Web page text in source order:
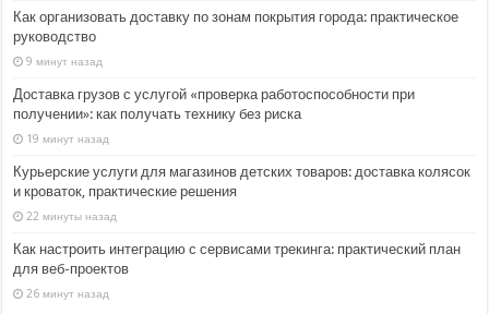
Как организовать доставку по зонам покрытия города: практическое
руководство
9 минут назад
Доставка грузов с услугой «проверка работоспособности при
получении»: как получать технику без риска
19 минут назад
Курьерские услуги для магазинов детских товаров: доставка колясок
и кроваток, практические решения
22 минуты назад
Как настроить интеграцию с сервисами трекинга: практический план
для веб-проектов
26 минут назад